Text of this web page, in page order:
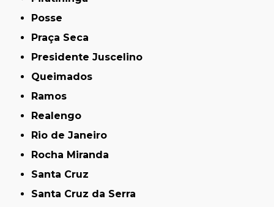
Posse
Praça Seca
Presidente Juscelino
Queimados
Ramos
Realengo
Rio de Janeiro
Rocha Miranda
Santa Cruz
Santa Cruz da Serra